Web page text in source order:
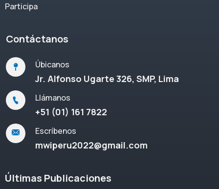
Participa
Contáctanos
Úbicanos
Jr. Alfonso Ugarte 326, SMP, Lima
Llámanos
+51 (01) 161 7822
Escríbenos
mwiperu2022@gmail.com
Últimas Publicaciones